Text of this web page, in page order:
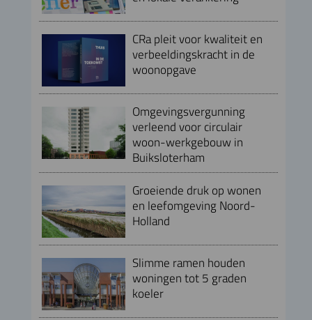
CRa pleit voor kwaliteit en
verbeeldingskracht in de
woonopgave
Omgevingsvergunning
verleend voor circulair
woon-werkgebouw in
Buiksloterham
Groeiende druk op wonen
en leefomgeving Noord-
Holland
Slimme ramen houden
woningen tot 5 graden
koeler